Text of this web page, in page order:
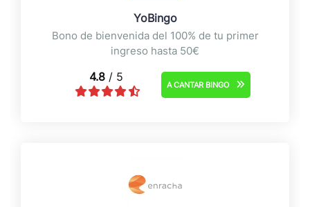
YoBingo
Bono de bienvenida del 100% de tu primer
ingreso hasta 50€
4.8 / 5
A CANTAR BINGO